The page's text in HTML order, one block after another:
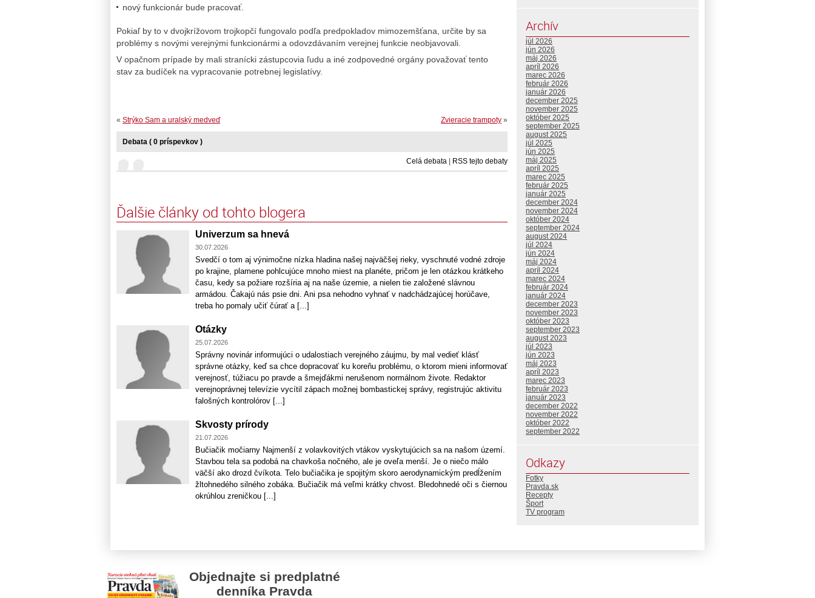
nový funkcionár bude pracovať.
Pokiaľ by to v dvojkrížovom trojkopčí fungovalo podľa predpokladov mimozemšťana, určite by sa
problémy s novými verejnými funkcionármi a odovzdávaním verejnej funkcie neobjavovali.
V opačnom prípade by mali stranícki zástupcovia ľudu a iné zodpovedné orgány považovať tento
stav za budíček na vypracovanie potrebnej legislatívy.
Zvieracie trampoty »
« Strýko Sam a uralský medveď
Debata ( 0 príspevkov )
Celá debata | RSS tejto debaty
Ďalšie články od tohto blogera
Univerzum sa hnevá
30.07.2026
Svedčí o tom aj výnimočne nízka hladina našej najväčšej rieky, vyschnuté vodné zdroje
po krajine, plamene pohlcujúce mnoho miest na planéte, pričom je len otázkou krátkeho
času, kedy sa požiare rozšíria aj na naše územie, a nielen tie založené slávnou
armádou. Čakajú nás psie dni. Ani psa nehodno vyhnať v nadchádzajúcej horúčave,
treba ho pomaly učiť čúrať a [...]
Otázky
25.07.2026
Správny novinár informujúci o udalostiach verejného záujmu, by mal vedieť klásť
správne otázky, keď sa chce dopracovať ku koreňu problému, o ktorom mieni informovať
verejnosť, túžiacu po pravde a šmejďákmi nerušenom normálnom živote. Redaktor
verejnoprávnej televízie vycítil zápach možnej bombastickej správy, registrujúc aktivitu
falošných kontrolórov [...]
Skvosty prírody
21.07.2026
Bučiačik močiarny Najmenší z volavkovitých vtákov vyskytujúcich sa na našom území.
Stavbou tela sa podobá na chavkoša nočného, ale je oveľa menší. Je o niečo málo
väčší ako drozd čvíkota. Telo bučiačika je spojitým skoro aerodynamickým predĺžením
žltohnedého silného zobáka. Bučiačik má veľmi krátky chvost. Bledohnedé oči s čiernou
okrúhlou zreničkou [...]
Archív
júl 2026
jún 2026
máj 2026
apríl 2026
marec 2026
február 2026
január 2026
december 2025
november 2025
október 2025
september 2025
august 2025
júl 2025
jún 2025
máj 2025
apríl 2025
marec 2025
február 2025
január 2025
december 2024
november 2024
október 2024
september 2024
august 2024
júl 2024
jún 2024
máj 2024
apríl 2024
marec 2024
február 2024
január 2024
december 2023
november 2023
október 2023
september 2023
august 2023
júl 2023
jún 2023
máj 2023
apríl 2023
marec 2023
február 2023
január 2023
december 2022
november 2022
október 2022
september 2022
Odkazy
Fotky
Pravda.sk
Recepty
Šport
TV program
Objednajte si predplatné
denníka Pravda